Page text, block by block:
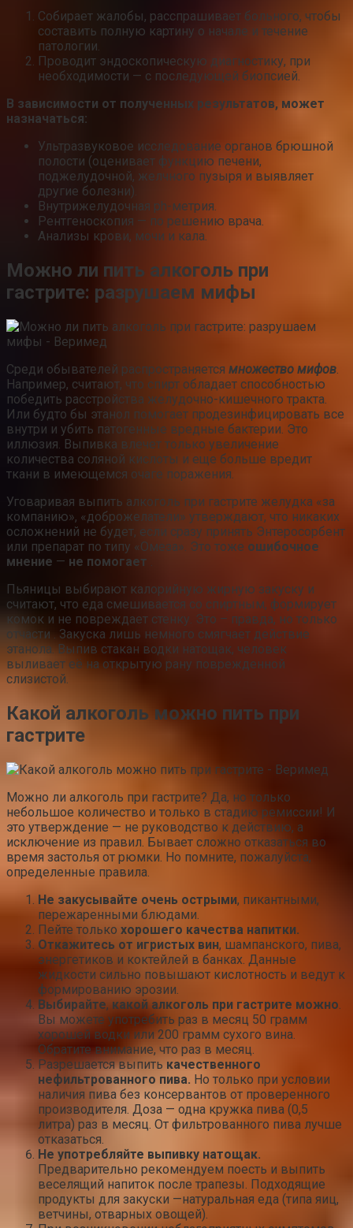
Собирает жалобы, расспрашивает больного, чтобы
составить полную картину о начале и течение
патологии.
Проводит эндоскопическую диагностику, при
необходимости — с последующей биопсией.
В зависимости от полученных результатов, может
назначаться:
Ультразвуковое исследование органов брюшной
полости (оценивает функцию печени,
поджелудочной, желчного пузыря и выявляет
другие болезни).
Внутрижелудочная ph-метрия.
Рентгеноскопия — по решению врача.
Анализы крови, мочи и кала.
Можно ли пить алкоголь при
гастрите: разрушаем мифы
Среди обывателей распространяется множество мифов.
Например, считают, что спирт обладает способностью
победить расстройства желудочно-кишечного тракта.
Или будто бы этанол помогает продезинфицировать все
внутри и убить патогенные вредные бактерии. Это
иллюзия. Выпивка влечет только увеличение
количества соляной кислоты и еще больше вредит
ткани в имеющемся очаге поражения.
Уговаривая выпить алкоголь при гастрите желудка «за
компанию», «доброжелатели» утверждают, что никаких
осложнений не будет, если сразу принять Энтеросорбент
или препарат по типу «Омеза». Это тоже ошибочное
мнение — не помогает .
Пьяницы выбирают калорийную жирную закуску и
считают, что еда смешивается со спиртным, формирует
комок и не повреждает стенку. Это – правда, но только
отчасти . Закуска лишь немного смягчает действие
этанола. Выпив стакан водки натощак, человек
выливает её на открытую рану поврежденной
слизистой.
Какой алкоголь можно пить при
гастрите
Можно ли алкоголь при гастрите? Да, но только
небольшое количество и только в стадию ремиссии! И
это утверждение — не руководство к действию, а
исключение из правил. Бывает сложно отказаться во
время застолья от рюмки. Но помните, пожалуйста,
определенные правила.
Не закусывайте очень острыми, пикантными,
пережаренными блюдами.
Пейте только хорошего качества напитки.
Откажитесь от игристых вин, шампанского, пива,
энергетиков и коктейлей в банках. Данные
жидкости сильно повышают кислотность и ведут к
формированию эрозии.
Выбирайте, какой алкоголь при гастрите можно.
Вы можете употребить раз в месяц 50 грамм
хорошей водки или 200 грамм сухого вина.
Обратите внимание, что раз в месяц.
Разрешается выпить качественного
нефильтрованного пива. Но только при условии
наличия пива без консервантов от проверенного
производителя. Доза — одна кружка пива (0,5
литра) раз в месяц. От фильтрованного пива лучше
отказаться.
Не употребляйте выпивку натощак.
Предварительно рекомендуем поесть и выпить
веселящий напиток после трапезы. Подходящие
продукты для закуски —натуральная еда (типа яиц,
ветчины, отварных овощей).